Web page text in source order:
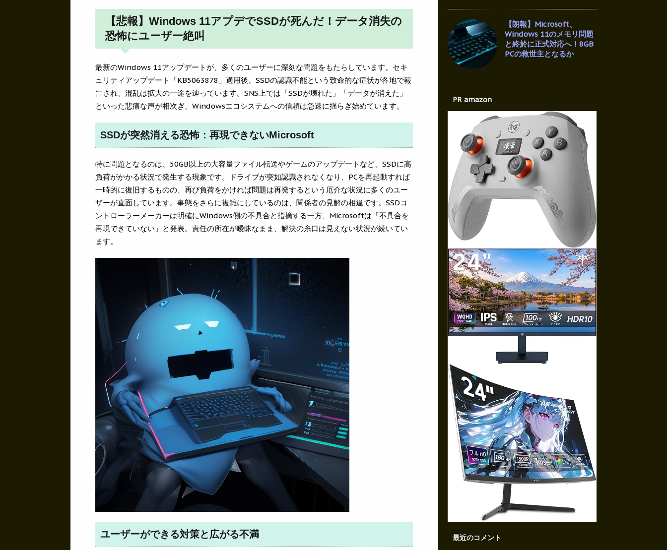
【悲報】Windows 11アプデでSSDが死んだ！データ消失の
恐怖にユーザー絶叫
最新のWindows 11アップデートが、多くのユーザーに深刻な問題をもたらしています。セキ
ュリティアップデート「KB5063878」適用後、SSDの認識不能という致命的な症状が各地で報
告され、混乱は拡大の一途を辿っています。SNS上では「SSDが壊れた」「データが消えた」
といった悲痛な声が相次ぎ、Windowsエコシステムへの信頼は急速に揺らぎ始めています。
SSDが突然消える恐怖：再現できないMicrosoft
特に問題となるのは、50GB以上の大容量ファイル転送やゲームのアップデートなど、SSDに高
負荷がかかる状況で発生する現象です。ドライブが突如認識されなくなり、PCを再起動すれば
一時的に復旧するものの、再び負荷をかければ問題は再発するという厄介な状況に多くのユー
ザーが直面しています。事態をさらに複雑にしているのは、関係者の見解の相違です。SSDコ
ントローラーメーカーは明確にWindows側の不具合と指摘する一方、Microsoftは「不具合を
再現できていない」と発表。責任の所在が曖昧なまま、解決の糸口は見えない状況が続いてい
ます。
ユーザーができる対策と広がる不満
【朗報】Microsoft、
Windows 11のメモリ問題
と終於に正式対応へ！8GB
PCの救世主となるか
PR amazon
最近のコメント